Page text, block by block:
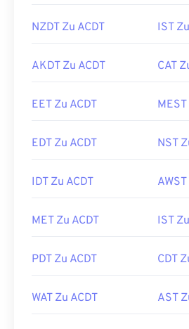
NZDT Zu ACDT IST
AKDT Zu ACDT CAT
EET Zu ACDT
EDT Zu ACDT NST
IDT Zu ACDT
MET Zu ACDT IST
PDT Zu ACDT CDT
WAT Zu ACDT AST